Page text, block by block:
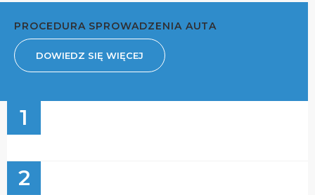
PROCEDURA SPROWADZENIA AUTA
DOWIEDZ SIĘ WIĘCEJ
1
2